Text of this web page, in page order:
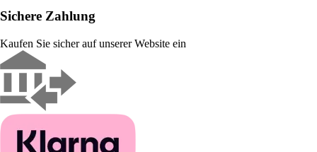
Sichere Zahlung
Kaufen Sie sicher auf unserer Website ein